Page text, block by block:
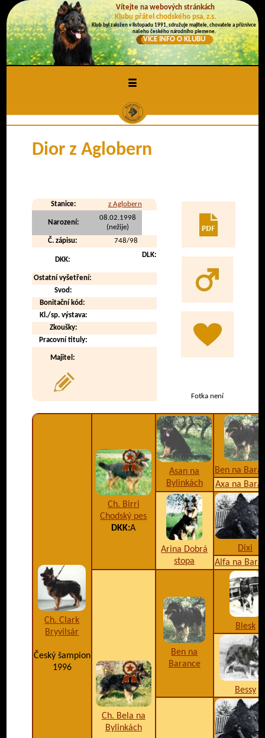
Vítejte na webových stránkách
Klubu přátel chodského psa, z.s.
Klub byl založen v listopadu 1991, sdružuje majitele, chovatele a příznivce
našeho českého národního plemene.
VÍCE INFO O KLUBU
≡
Dior z Aglobern
Stanice: z Aglobern
Fotka není
Narození:
08.02.1998
(nežije)
Č. zápisu:
748/98
DKK:
DLK:
Ostatní vyšetření:
Svod:
Bonitační kód:
Kl./sp. výstava:
Zkoušky:
Pracovní tituly:
Majitel:
Ch. Clark
Bryvilsár
Český šampion
1996
Ch. Birri
Chodský pes
DKK:A
Asan na
Bylinkách
Ben na
Axa na
Arina Dobrá
stopa
Dixi
Alfa na
Ch. Bela na
Bylinkách
Ben na
Barance
Blesk
Bessy